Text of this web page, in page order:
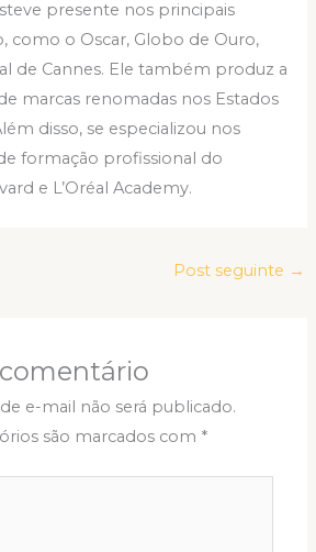
presente nos principais
como o Oscar, Globo de Ouro,
de Cannes. Ele também produz a
marcas renomadas nos Estados
disso, se especializou nos
formação profissional do
e L’Oréal Academy.
Post seguinte →
e-mail não será publicado.
são marcados com *